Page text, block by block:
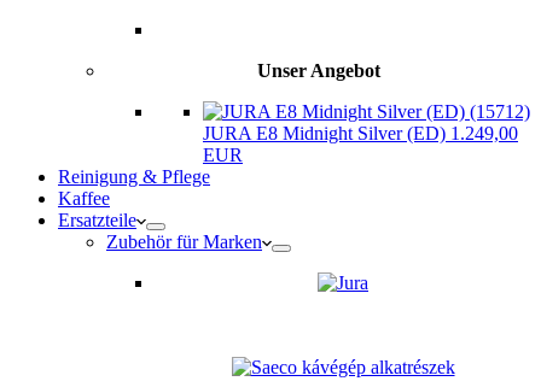
Unser Angebot
JURA E8 Midnight Silver (ED) 1.249,00
EUR
Reinigung & Pflege
Kaffee
Ersatzteile
Zubehör für Marken